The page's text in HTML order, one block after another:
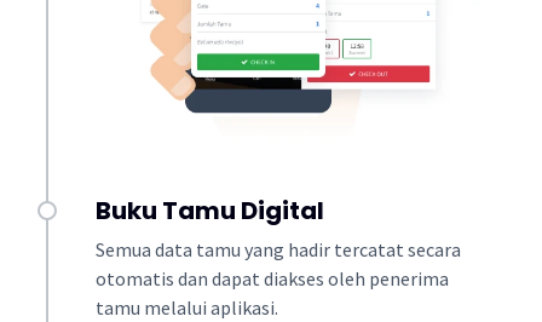
Buku Tamu Digital
Semua data tamu yang hadir tercatat secara
otomatis dan dapat diakses oleh penerima
tamu melalui aplikasi.